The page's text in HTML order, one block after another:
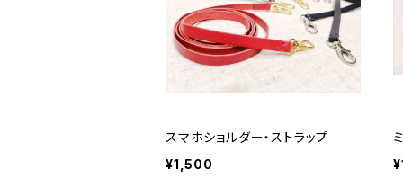
スマホショルダー・ストラップ
¥1,500